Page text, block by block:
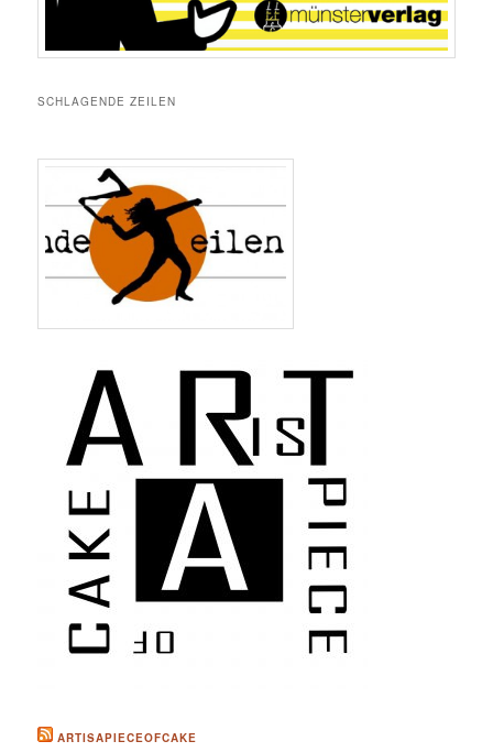
SCHLAGENDE ZEILEN
ARTISAPIECEOFCAKE